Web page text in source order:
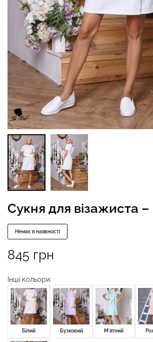
Сукня для візажиста –
Немає в наявності
845 грн
Інші кольори:
Білий Бузковий М'ятний